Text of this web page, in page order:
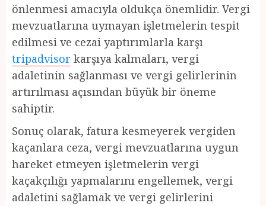
önlenmesi amacıyla oldukça önemlidir. Vergi
mevzuatlarına uymayan işletmelerin tespit
edilmesi ve cezai yaptırımlarla karşı
tripadvisor karşıya kalmaları, vergi
adaletinin sağlanması ve vergi gelirlerinin
artırılması açısından büyük bir öneme
sahiptir.
Sonuç olarak, fatura kesmeyerek vergiden
kaçanlara ceza, vergi mevzuatlarına uygun
hareket etmeyen işletmelerin vergi
kaçakçılığı yapmalarını engellemek, vergi
adaletini sağlamak ve vergi gelirlerini